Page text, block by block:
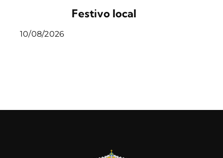
Festivo local
10/08/2026